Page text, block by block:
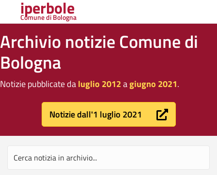
iperbole
Comune di Bologna
Archivio notizie Comune di
Bologna
Notizie pubblicate daluglio 2012agiugno 2021.
Notizie dall'1 luglio 2021